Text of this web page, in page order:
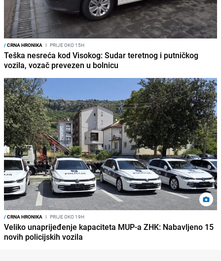
/CRNA HRONIKA I PRIJE OKO 15H
Teška nesreća kod Visokog: Sudar teretnog i putničkog
vozila, vozač prevezen u bolnicu
/CRNA HRONIKA I PRIJE OKO 19H
Veliko unaprijeđenje kapaciteta MUP-a ZHK: Nabavljeno 15
novih policijskih vozila